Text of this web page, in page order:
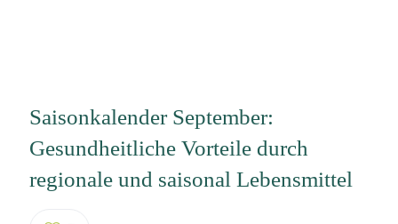
Saisonkalender September:
Gesundheitliche Vorteile durch
regionale und saisonal Lebensmittel